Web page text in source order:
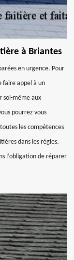
à Briantes
en urgence. Pour
faire appel à un
soi-même aux
pourrez vous
les compétences
dans les règles.
l’obligation de réparer